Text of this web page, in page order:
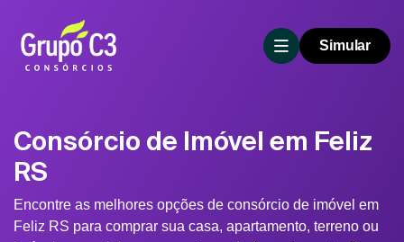
Simular
Consórcio de Imóvel em Feliz
RS
Encontre as melhores opções de consórcio de imóvel em
Feliz RS para comprar sua casa, apartamento, terreno ou